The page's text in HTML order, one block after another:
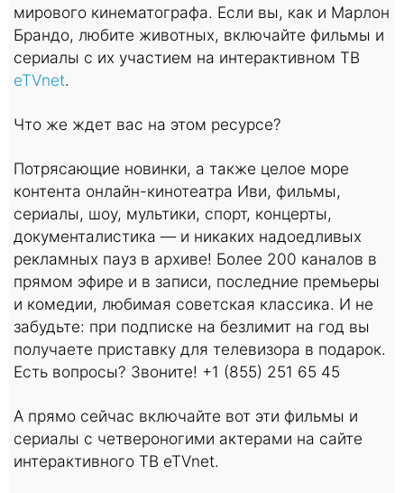
мирового кинематографа. Если вы, как и Марлон
Брандо, любите животных, включайте фильмы и
сериалы с их участием на интерактивном ТВ
eTVnet.
Что же ждет вас на этом ресурсе?
Потрясающие новинки, а также целое море
контента онлайн-кинотеатра Иви, фильмы,
сериалы, шоу, мультики, спорт, концерты,
документалистика — и никаких надоедливых
рекламных пауз в архиве! Более 200 каналов в
прямом эфире и в записи, последние премьеры
и комедии, любимая советская классика. И не
забудьте: при подписке на безлимит на год вы
получаете приставку для телевизора в подарок.
Есть вопросы? Звоните! +1 (855) 251 65 45
А прямо сейчас включайте вот эти фильмы и
сериалы с четвероногими актерами на сайте
интерактивного ТВ eTVnet.